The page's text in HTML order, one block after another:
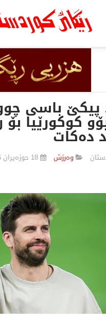
پیکێ باسی
كوكورێیا بۆ
دەكات
وەرزش 18 حوزەیران 2026